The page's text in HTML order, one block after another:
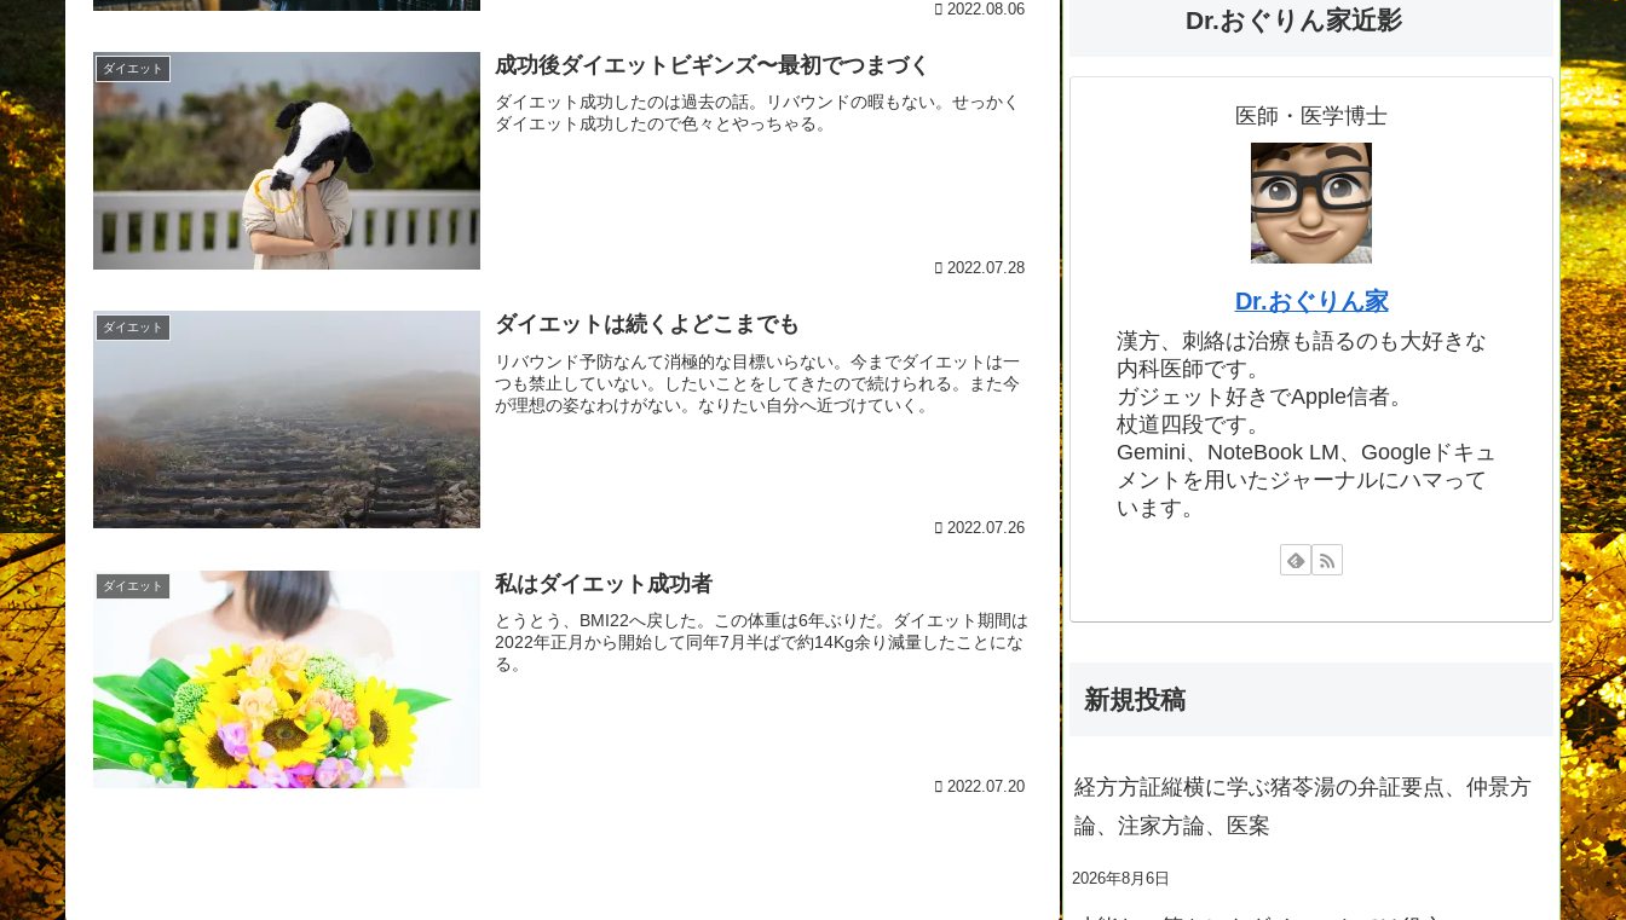
2022.08.06
ダイエット 成功後ダイエットビギンズ〜最初でつまづく
ダイエット成功したのは過去の話。リバウンドの暇もない。せっかく
ダイエット成功したので色々とやっちゃる。
2022.07.28
ダイエット ダイエットは続くよどこまでも
リバウンド予防なんて消極的な目標いらない。今までダイエットは一
つも禁止していない。したいことをしてきたので続けられる。また今
が理想の姿なわけがない。なりたい自分へ近づけていく。
2022.07.26
ダイエット 私はダイエット成功者
とうとう、BMI22へ戻した。この体重は6年ぶりだ。ダイエット期間は
2022年正月から開始して同年7月半ばで約14Kg余り減量したことにな
る。
2022.07.20
Dr.おぐりん家近影
医師・医学博士
Dr.おぐりん家
漢方、刺絡は治療も語るのも大好きな
内科医師です。
ガジェット好きでApple信者。
杖道四段です。
Gemini、NoteBook LM、Googleドキュ
メントを用いたジャーナルにハマって
います。
新規投稿
経方方証縦横に学ぶ猪苓湯の弁証要点、仲景方
論、注家方論、医案
2026年8月6日